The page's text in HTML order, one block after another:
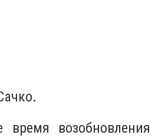
время возобновления